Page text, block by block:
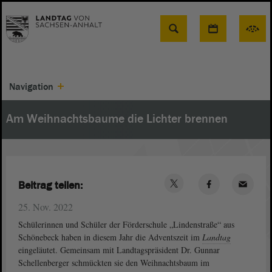
Suche
Navigation
Am Weihnachtsbaume die Lichter brennen
25. Nov. 2022
Schülerinnen und Schüler der Förderschule „Lindenstraße“ aus
Schönebeck haben in diesem Jahr die Adventszeit im Landtag
eingeläutet. Gemeinsam mit Landtagspräsident Dr. Gunnar
Schellenberger schmückten sie den Weihnachtsbaum im
Beitrag teilen: